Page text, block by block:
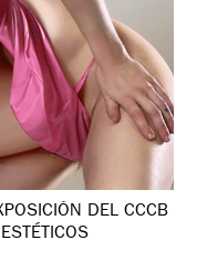
DEL CCCB